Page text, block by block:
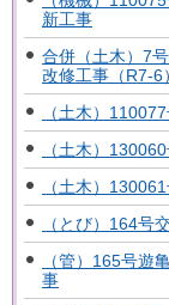
新工事
合併（土木）7
改修工事（R7-
（土木）
（土木）
（土木）
（とび）164号
（管）165号遊
事